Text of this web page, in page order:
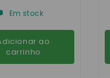
Em stock
ao
carrinho